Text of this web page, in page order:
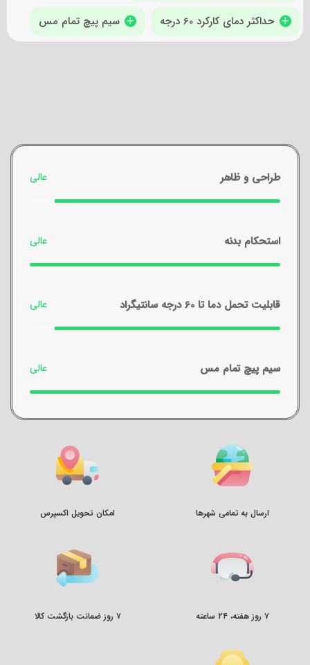
حداکثر دمای کارکرد 60 درجه سیم پیچ تمام مس
طراحی و ظاهر
استحکام بدنه
قابلیت تحمل دما تا 60 درجه سانتیگراد
سیم پیچ تمام مس
ارسال به تمامی شهرها امکان تحویل اکسپرس
۷ روز هفته، ۲۴ ساعته ۷ روز ضمانت بازگشت کالا